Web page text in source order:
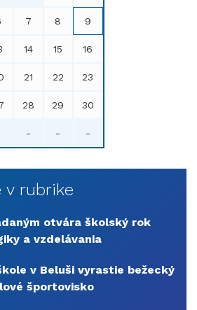
7 8 9
14 15 16
21 22 23
28 29 30
- - -
v rubrike
otvára školský rok
a vzdelávania
v Beluši vyrastie bežecký
športovisko